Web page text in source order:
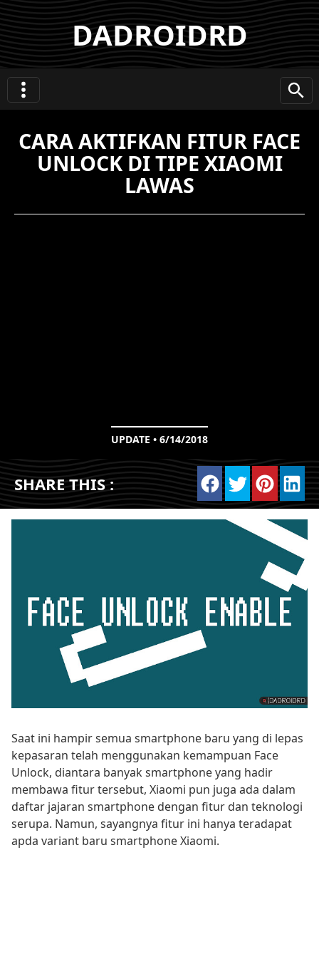
DADROIDRD
CARA AKTIFKAN FITUR FACE
UNLOCK DI TIPE XIAOMI
LAWAS
UPDATE • 6/14/2018
SHARE THIS :
Saat ini hampir semua smartphone baru yang di lepas
kepasaran telah menggunakan kemampuan Face
Unlock, diantara banyak smartphone yang hadir
membawa fitur tersebut, Xiaomi pun juga ada dalam
daftar jajaran smartphone dengan fitur dan teknologi
serupa. Namun, sayangnya fitur ini hanya teradapat
apda variant baru smartphone Xiaomi.